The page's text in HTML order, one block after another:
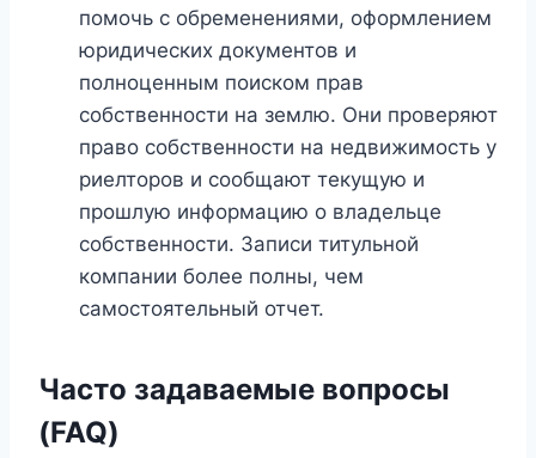
помочь с обременениями, оформлением
юридических документов и
полноценным поиском прав
собственности на землю. Они проверяют
право собственности на недвижимость у
риелторов и сообщают текущую и
прошлую информацию о владельце
собственности. Записи титульной
компании более полны, чем
самостоятельный отчет.
Часто задаваемые вопросы
(FAQ)